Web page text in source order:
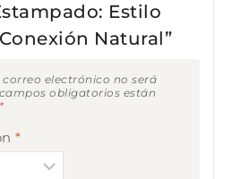
Estilo
Natural”
correo electrónico no será
obligatorios están
*
*